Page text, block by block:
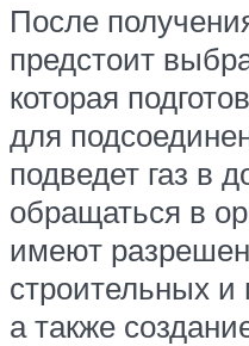
После
предстоит
которая
для
подведет газ в
обращаться в
имеют
строительных
а также